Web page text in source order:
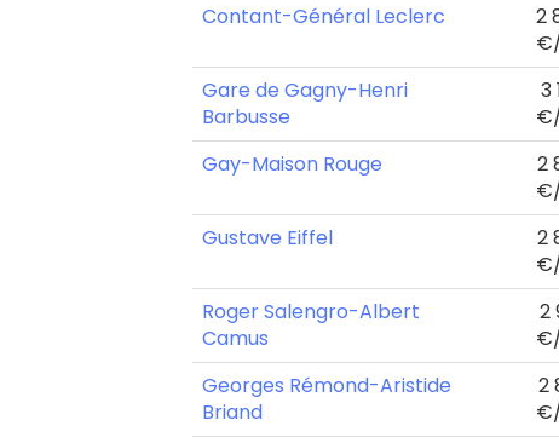
Contant-Général Leclerc
2
Gare de Gagny-Henri
Barbusse
3
Gay-Maison Rouge
2
Gustave Eiffel
2
Roger Salengro-Albert
Camus
2
Georges Rémond-Aristide
Briand
2